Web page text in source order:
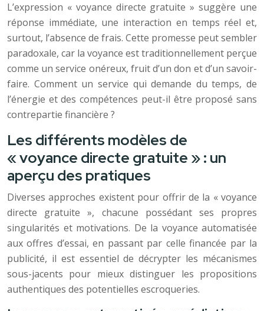
L’expression « voyance directe gratuite » suggère une
réponse immédiate, une interaction en temps réel et,
surtout, l’absence de frais. Cette promesse peut sembler
paradoxale, car la voyance est traditionnellement perçue
comme un service onéreux, fruit d’un don et d’un savoir-
faire. Comment un service qui demande du temps, de
l’énergie et des compétences peut-il être proposé sans
contrepartie financière ?
Les différents modèles de
« voyance directe gratuite » : un
aperçu des pratiques
Diverses approches existent pour offrir de la « voyance
directe gratuite », chacune possédant ses propres
singularités et motivations. De la voyance automatisée
aux offres d’essai, en passant par celle financée par la
publicité, il est essentiel de décrypter les mécanismes
sous-jacents pour mieux distinguer les propositions
authentiques des potentielles escroqueries.